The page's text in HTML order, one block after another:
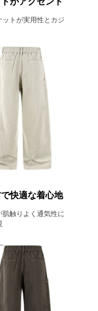
トが実用性とカジ
快適な着心地
触りよく通気性に